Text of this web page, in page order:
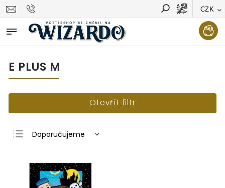
CZK
Vyhledávání Hledat
E PLUS M
Otevřít filtr
Doporučujeme
Nejdražší
Nejprodávanější